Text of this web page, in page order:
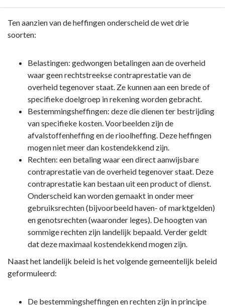
paragraaf?
Terug
naar
heffingen
gemeentelijk
Ten aanzien van de heffingen onderscheid de wet drie
soorten:
Belastingen: gedwongen betalingen aan de overheid
waar geen rechtstreekse contraprestatie van de
overheid tegenover staat. Ze kunnen aan een brede of
specifieke doelgroep in rekening worden gebracht.
Bestemmingsheffingen: deze die dienen ter bestrijding
van specifieke kosten. Voorbeelden zijn de
afvalstoffenheffing en de rioolheffing. Deze heffingen
mogen niet meer dan kostendekkend zijn.
Rechten: een betaling waar een direct aanwijsbare
contraprestatie van de overheid tegenover staat. Deze
contraprestatie kan bestaan uit een product of dienst.
Onderscheid kan worden gemaakt in onder meer
gebruiksrechten (bijvoorbeeld haven- of marktgelden)
en genotsrechten (waaronder leges). De hoogten van
sommige rechten zijn landelijk bepaald. Verder geldt
dat deze maximaal kostendekkend mogen zijn.
Naast het landelijk beleid is het volgende gemeentelijk beleid
geformuleerd:
De bestemmingsheffingen en rechten zijn in principe